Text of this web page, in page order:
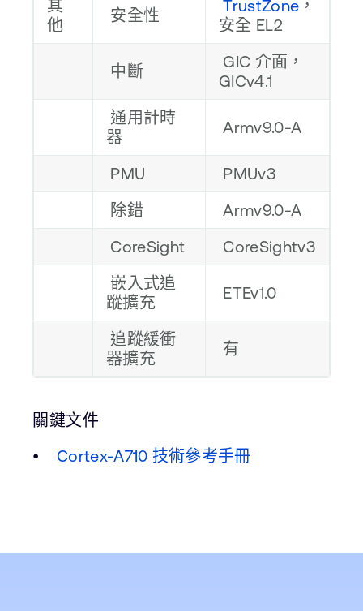
其
他
安全性
TrustZone ，
安全 EL2
中斷
GIC 介面，
GICv4.1
通用計時
器
Armv9.0-A
PMU
PMUv3
除錯
Armv9.0-A
CoreSight
CoreSightv3
嵌入式追
蹤擴充
ETEv1.0
追蹤緩衝
器擴充
有
關鍵文件
Cortex-A710 技術參考手冊